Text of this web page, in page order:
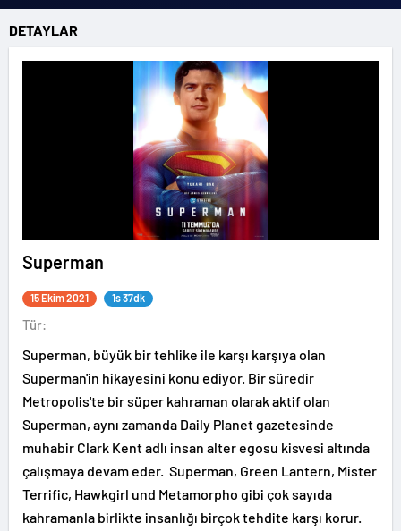
DETAYLAR
Superman
15 Ekim 2021 1s 37dk
Tür:
Superman, büyük bir tehlike ile karşı karşıya olan
Superman'in hikayesini konu ediyor. Bir süredir
Metropolis'te bir süper kahraman olarak aktif olan
Superman, aynı zamanda Daily Planet gazetesinde
muhabir Clark Kent adlı insan alter egosu kisvesi altında
çalışmaya devam eder. Superman, Green Lantern, Mister
Terrific, Hawkgirl und Metamorpho gibi çok sayıda
kahramanla birlikte insanlığı birçok tehdite karşı korur.